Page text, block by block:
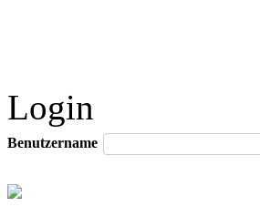
Login
Benutzername